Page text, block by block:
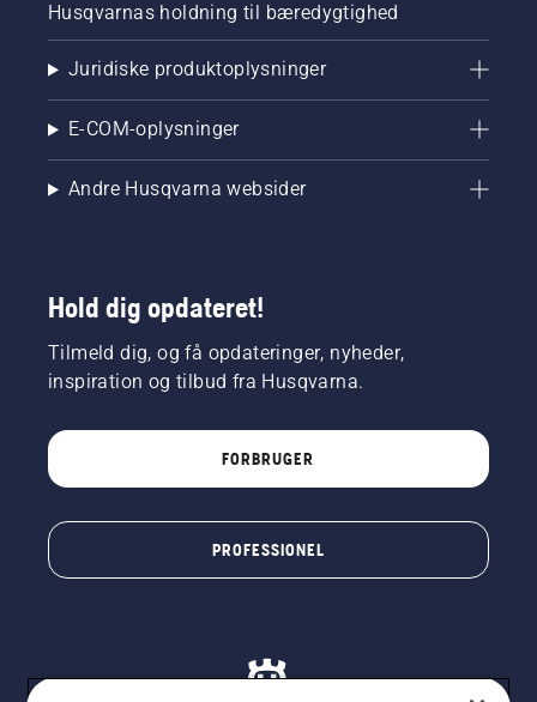
Husqvarnas holdning til bæredygtighed
Juridiske produktoplysninger
E-COM-oplysninger
Andre Husqvarna websider
Hold dig opdateret!
Tilmeld dig, og få opdateringer, nyheder,
inspiration og tilbud fra Husqvarna.
FORBRUGER
PROFESSIONEL